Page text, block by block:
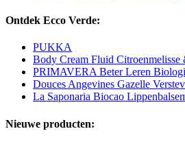
Ontdek Ecco Verde:
PUKKA
Body Cream Fluid Citroenmelisse
PRIMAVERA Beter Leren
Douces Angevines Gazelle
La Saponaria Biocao
Nieuwe producten: